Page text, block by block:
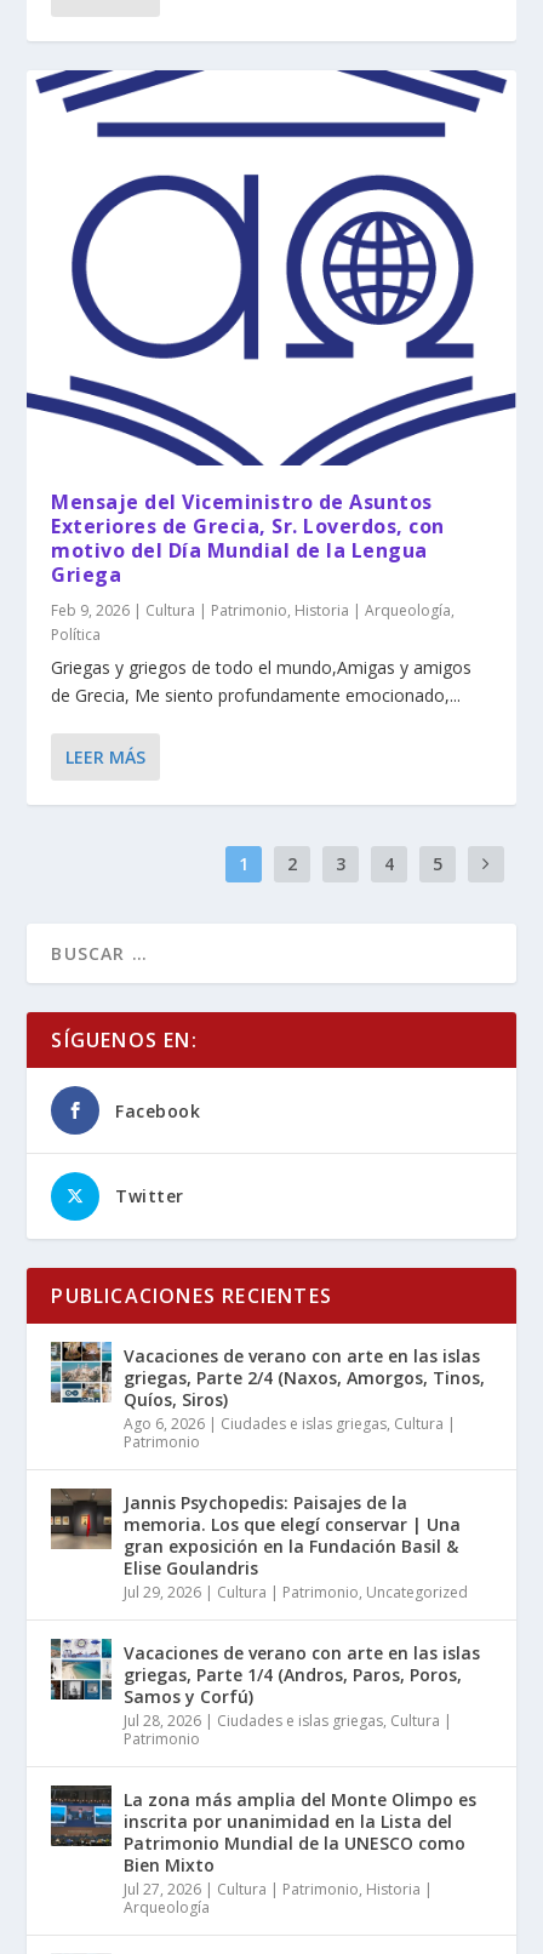
Mensaje del Viceministro de Asuntos
Exteriores de Grecia, Sr. Loverdos, con
motivo del Día Mundial de la Lengua
Griega
Feb 9, 2026 | Cultura | Patrimonio, Historia | Arqueología,
Política
Griegas y griegos de todo el mundo,Amigas y amigos
de Grecia, Me siento profundamente emocionado,...
LEER MÁS
1 2 3 4 5
SÍGUENOS EN:
Facebook
Twitter
PUBLICACIONES RECIENTES
Vacaciones de verano con arte en las islas
griegas, Parte 2/4 (Naxos, Amorgos, Tinos,
Quíos, Siros)
Ago 6, 2026 | Ciudades e islas griegas, Cultura |
Patrimonio
Jannis Psychopedis: Paisajes de la
memoria. Los que elegí conservar | Una
gran exposición en la Fundación Basil &
Elise Goulandris
Jul 29, 2026 | Cultura | Patrimonio, Uncategorized
Vacaciones de verano con arte en las islas
griegas, Parte 1/4 (Andros, Paros, Poros,
Samos y Corfú)
Jul 28, 2026 | Ciudades e islas griegas, Cultura |
Patrimonio
La zona más amplia del Monte Olimpo es
inscrita por unanimidad en la Lista del
Patrimonio Mundial de la UNESCO como
Bien Mixto
Jul 27, 2026 | Cultura | Patrimonio, Historia |
Arqueología